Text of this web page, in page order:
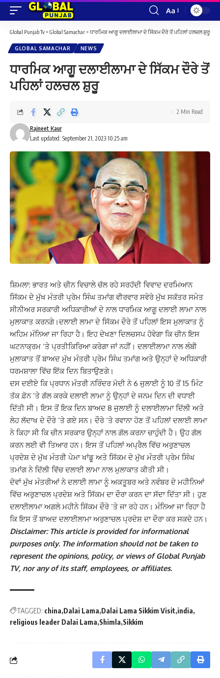
Font
Resizer
Aa
Global Punjab Tv > Global Samachar > ਧਾਰਮਿਕ ਆਗੂ ਦਲਾਈਲਾਮਾ ਦੇ ਸਿੱਕਮ ਦੌਰੇ ਤੋਂ ਪਹਿਲਾਂ ਹਲਚਲ ਸ਼ੁਰੂ
GLOBAL SAMACHAR NEWS
ਧਾਰਮਿਕ ਆਗੂ ਦਲਾਈਲਾਮਾ ਦੇ ਸਿੱਕਮ ਦੌਰੇ ਤੋਂ
ਪਹਿਲਾਂ ਹਲਚਲ ਸ਼ੁਰੂ
Last updated: September 21, 2023 10:25 am
Rajneet Kaur
2 Min Read
ਸ਼ਿਮਲਾ: ਭਾਰਤ ਅਤੇ ਚੀਨ ਵਿਚਾਲੇ ਚੱਲ ਰਹੇ ਸਰਹੱਦੀ ਵਿਵਾਦ ਦਰਮਿਆਨ
ਸਿੱਕਮ ਦੇ ਮੁੱਖ ਮੰਤਰੀ ਪ੍ਰੇਮ ਸਿੰਘ ਤਮਾਂਗ ਵੀਰਵਾਰ ਸਵੇਰੇ ਮੁੱਖ ਸਕੱਤਰ ਸਮੇਤ
ਸੀਨੀਅਰ ਸਰਕਾਰੀ ਅਧਿਕਾਰੀਆਂ ਦੇ ਨਾਲ ਧਾਰਮਿਕ ਆਗੂ ਦਲਾਈ ਲਾਮਾ ਨਾਲ
ਮੁਲਾਕਾਤ ਕਰਨਗੇ।ਦਲਾਈ ਲਾਮਾ ਦੇ ਸਿੱਕਮ ਦੌਰੇ ਤੋਂ ਪਹਿਲਾਂ ਇਸ ਮੁਲਾਕਾਤ ਨੂੰ
ਅਹਿਮ ਮੰਨਿਆ ਜਾ ਰਿਹਾ ਹੈ। ਇਹ ਦੇਖਣਾ ਦਿਲਚਸਪ ਹੋਵੇਗਾ ਕਿ ਚੀਨ ਇਸ
ਘਟਨਾਕ੍ਰਮ ‘ਤੇ ਪ੍ਰਤੀਕਿਰਿਆ ਕਰੇਗਾ ਜਾਂ ਨਹੀਂ। ਦਲਾਈਲਾਮਾ ਨਾਲ ਲੰਬੀ
ਮੁਲਾਕਾਤ ਤੋਂ ਬਾਅਦ ਮੁੱਖ ਮੰਤਰੀ ਪ੍ਰੇਮ ਸਿੰਘ ਤਮਾਂਗ ਅਤੇ ਉਨ੍ਹਾਂ ਦੇ ਅਧਿਕਾਰੀ
ਧਰਮਸ਼ਾਲਾ ਵਿੱਚ ਇੱਕ ਦਿਨ ਬਿਤਾਉਣਗੇ।
ਦਸ ਦਈਏ ਕਿਪ੍ਰਧਾਨ ਮੰਤਰੀ ਨਰਿੰਦਰ ਮੋਦੀ ਨੇ 6 ਜੁਲਾਈ ਨੂੰ 10 ਤੋਂ 15 ਮਿੰਟ
ਤੱਕ ਫ਼ੋਨ ‘ਤੇ ਗੱਲ ਕਰਕੇ ਦਲਾਈ ਲਾਮਾ ਨੂੰ ਉਨ੍ਹਾਂ ਦੇ ਜਨਮ ਦਿਨ ਦੀ ਵਧਾਈ
ਦਿੱਤੀ ਸੀ। ਇਸ ਤੋਂ ਇਕ ਦਿਨ ਬਾਅਦ 8 ਜੁਲਾਈ ਨੂੰ ਦਲਾਈਲਾਮਾ ਦਿੱਲੀ ਅਤੇ
ਲੇਹ ਲੱਦਾਖ ਦੇ ਦੌਰੇ ‘ਤੇ ਗਏ ਸਨ। ਦੌਰੇ ‘ਤੇ ਰਵਾਨਾ ਹੋਣ ਤੋਂ ਪਹਿਲਾਂ ਦਲਾਈ ਲਾਮਾ
ਨੇ ਕਿਹਾ ਸੀ ਕਿ ਚੀਨ ਸਰਕਾਰ ਉਨ੍ਹਾਂ ਨਾਲ ਗੱਲ ਕਰਨਾ ਚਾਹੁੰਦੀ ਹੈ। ਉਹ ਗੱਲ
ਕਰਨ ਲਈ ਵੀ ਤਿਆਰ ਹਨ। ਇਸ ਤੋਂ ਪਹਿਲਾਂ ਅਪ੍ਰੈਲ ਵਿੱਚ ਅਰੁਣਾਚਲ
ਪ੍ਰਦੇਸ਼ ਦੇ ਮੁੱਖ ਮੰਤਰੀ ਪੇਮਾ ਖਾਂਡੂ ਅਤੇ ਸਿੱਕਮ ਦੇ ਮੁੱਖ ਮੰਤਰੀ ਪ੍ਰੇਮ ਸਿੰਘ
ਤਮਾਂਗ ਨੇ ਦਿੱਲੀ ਵਿੱਚ ਦਲਾਈ ਲਾਮਾ ਨਾਲ ਮੁਲਾਕਾਤ ਕੀਤੀ ਸੀ।
ਦੋਵਾਂ ਮੁੱਖ ਮੰਤਰੀਆਂ ਨੇ ਦਲਾਈ ਲਾਮਾ ਨੂੰ ਅਕਤੂਬਰ ਅਤੇ ਨਵੰਬਰ ਦੇ ਮਹੀਨਿਆਂ
ਵਿੱਚ ਅਰੁਣਾਚਲ ਪ੍ਰਦੇਸ਼ ਅਤੇ ਸਿੱਕਮ ਦਾ ਦੌਰਾ ਕਰਨ ਦਾ ਸੱਦਾ ਦਿੱਤਾ ਸੀ। ਹੁਣ
ਦਲਾਈਲਾਮਾ ਅਗਲੇ ਮਹੀਨੇ ਸਿੱਕਮ ਦੌਰੇ ‘ਤੇ ਜਾ ਰਹੇ ਹਨ। ਮੰਨਿਆ ਜਾ ਰਿਹਾ ਹੈ
ਕਿ ਇਸ ਤੋਂ ਬਾਅਦ ਦਲਾਈਲਾਮਾ ਅਰੁਣਾਚਲ ਪ੍ਰਦੇਸ਼ ਦਾ ਦੌਰਾ ਕਰ ਸਕਦੇ ਹਨ।
Disclaimer: This article is provided for informational
purposes only. The information should not be taken to
represent the opinions, policy, or views of Global Punjab
TV, nor any of its staff, employees, or affiliates.
TAGGED: china Dalai Lama Dalai Lama Sikkim Visit india
religious leader Dalai Lama Shimla Sikkim